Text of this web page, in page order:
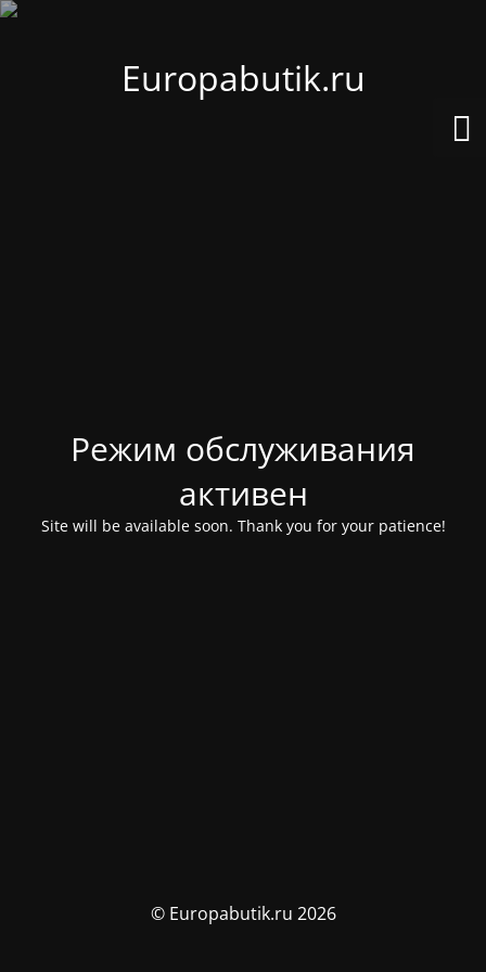
Europabutik.ru
Режим обслуживания
активен
Site will be available soon. Thank you for your patience!
© Europabutik.ru 2026